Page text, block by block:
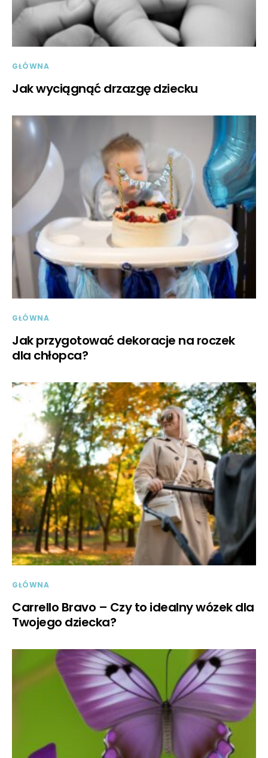
GŁÓWNA
Jak wyciągnąć drzazgę dziecku
GŁÓWNA
Jak przygotować dekoracje na roczek
dla chłopca?
GŁÓWNA
Carrello Bravo – Czy to idealny wózek dla
Twojego dziecka?